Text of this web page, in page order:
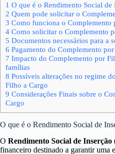
1 O que é o Rendimento Social de
2 Quem pode solicitar o
3 Como funciona o Complemento
4 Como solicitar o Complemento
5 Documentos necessários para a
6 Pagamento do Complemento
7 Impacto do Complemento por
famílias
8 Possíveis alterações no regime
Filho a Cargo
9 Considerações Finais sobre o
Cargo
O que é o Rendimento Social de
O Rendimento Social de Inserção
financeiro destinado a garantir uma